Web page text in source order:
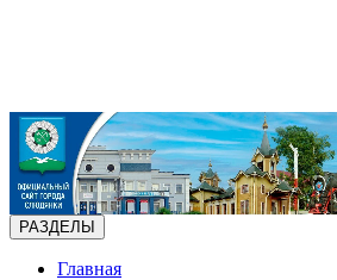
РАЗДЕЛЫ
Главная